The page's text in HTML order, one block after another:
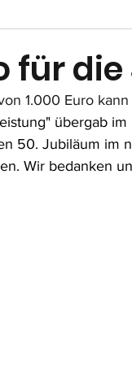
für
1.000 Euro
übergab
50. Jubiläum im
Wir bedanken